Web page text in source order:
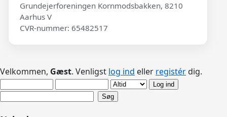
Grundejerforeningen Kornmodsbakken, 8210
Aarhus V
CVR-nummer: 65482517
Velkommen, Gæst. Venligst log ind eller registérdig.